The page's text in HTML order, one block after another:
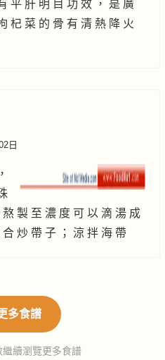
平 肝 明 目 功 效 ， 是 廣
杞 菜 的 骨 有 清 熱 降 火
日
製 至 濃 度 可 以 滴 湯 成
炒 帶 子 ； 涼 拌 海 帶
多食譜
續瀏覽更多食譜